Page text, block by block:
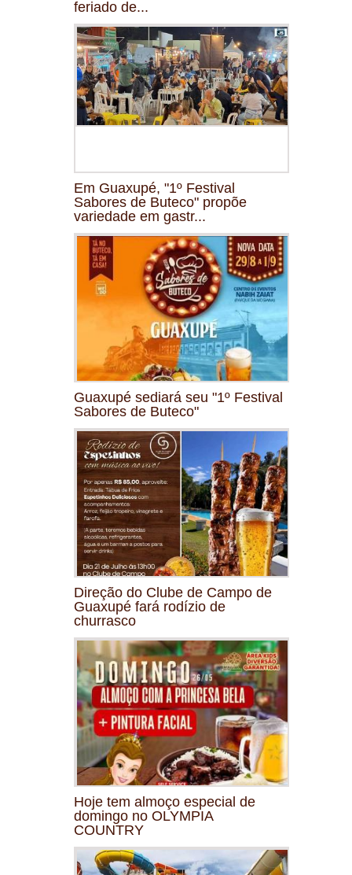
feriado de...
Em Guaxupé, "1º Festival
Sabores de Buteco" propõe
variedade em gastr...
Guaxupé sediará seu "1º Festival
Sabores de Buteco"
Direção do Clube de Campo de
Guaxupé fará rodízio de
churrasco
Hoje tem almoço especial de
domingo no OLYMPIA
COUNTRY